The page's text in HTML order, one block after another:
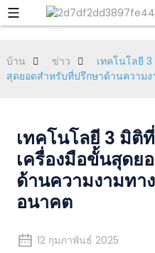
บ้าน ข่าว
เทคโนโลยี
สุดยอดสำหรับที่ปรึกษาด้านความ
เทคโนโลยี 3 มิติ
เครื่องมือขั้นสุดย
ด้านความงามทา
อนาคต
12 กุมภาพันธ์ 2025